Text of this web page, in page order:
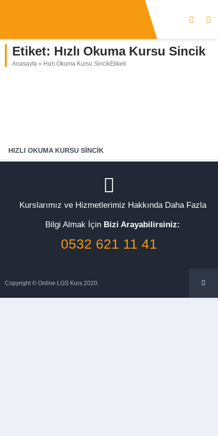
Etiket: Hızlı Okuma Kursu Sincik
Anasayfa » Hızlı Okuma Kursu SincikEtiketi
HIZLI OKUMA KURSU SINCIK
Kurslarımız ve Hizmetlerimiz Hakkında Daha Fazla
Bilgi Almak İçin Bizi Arayabilirsiniz:
0532 621 11 41
Copyright © Online LGS Kurs 2020.